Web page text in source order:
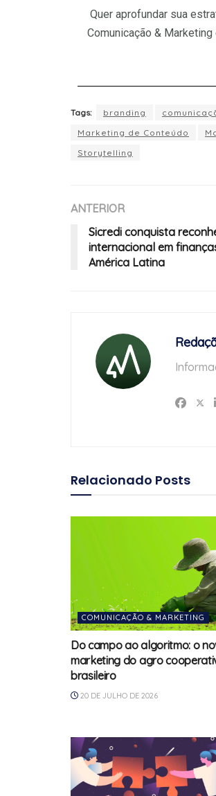
Quer aprofundar sua
Comunicação &
Tags: branding
Marketing de Conteúdo
Storytelling
ANTERIOR
Sicredi conquista
internacional em
América Latina
Relacionado Posts
COMUNICAÇÃO & MARKETING
Do campo ao algoritmo: o
marketing do agro
brasileiro
20 DE JULHO DE 2026